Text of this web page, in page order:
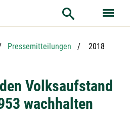
Pressemitteilungen Aktuelle
2018
Volksaufstand
wachhalten